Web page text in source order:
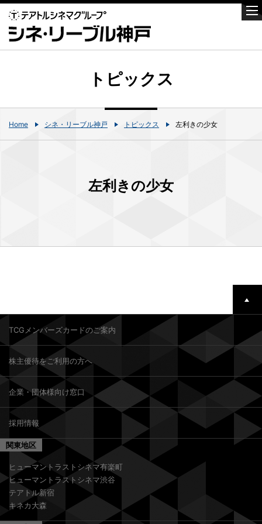
トピックス
Home シネ・リーブル神戸 トピックス 左利きの少女
左利きの少女
TCGメンバーズカードのご案内
株主優待をご利用の方へ
企業・団体様向け窓口
採用情報
関東地区
ヒューマントラストシネマ有楽町
ヒューマントラストシネマ渋谷
テアトル新宿
キネカ大森